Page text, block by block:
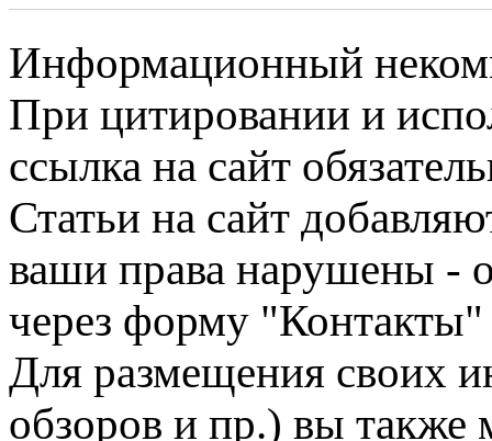
Информационный
При цитировании и
ссылка на сайт
Статьи на сайт
ваши права нарушены -
через форму "Контакты"
Для размещения своих
обзоров и пр.) вы также